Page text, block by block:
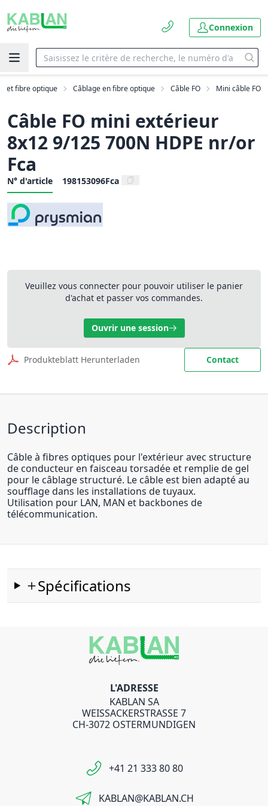
Connexion
et fibre optique Câblage en fibre optique Câble FO Mini câble FO
Câble FO mini extérieur
8x12 9/125 700N HDPE nr/or
Fca
N° d'article 198153096Fca
Veuillez vous connecter pour pouvoir utiliser le panier
d'achat et passer vos commandes.
Ouvrir une session
Produkteblatt Herunterladen Contact
Description
Câble à fibres optiques pour l'extérieur avec structure
de conducteur en faisceau torsadée et remplie de gel
pour le câblage structuré. Le câble est bien adapté au
soufflage dans les installations de tuyaux.
Utilisation pour LAN, MAN et backbones de
télécommunication.
Spécifications
L'ADRESSE
KABLAN SA
WEISSACKERSTRASSE 7
CH-3072 OSTERMUNDIGEN
+41 21 333 80 80
KABLAN@KABLAN.CH